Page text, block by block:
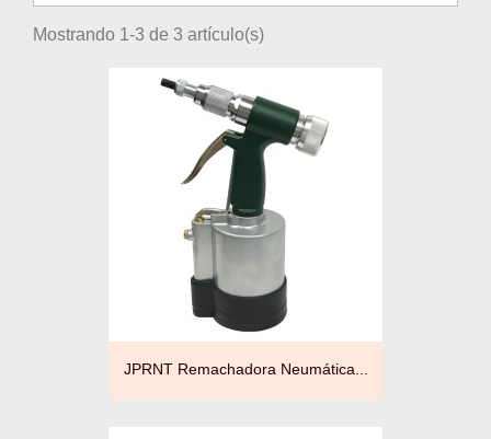
Mostrando 1-3 de 3 artículo(s)
JPRNT Remachadora Neumática...